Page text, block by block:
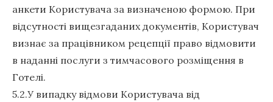
анкети Користувача за визначеною формою. При
відсутності вищезгаданих документів, Користувач
визнає за працівником рецепції право відмовити
в наданні послуги з тимчасового розміщення в
Готелі.
5.2.У випадку відмови Користувача від